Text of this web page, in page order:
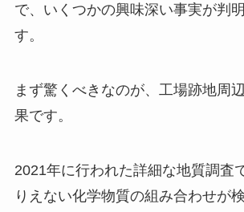
で、いくつかの興味深い事実が判
す。
まず驚くべきなのが、工場跡地周
果です。
2021年に行われた詳細な地質調査
りえない化学物質の組み合わせが